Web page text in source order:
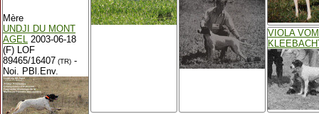
Mère
UNDJI DU MONT
AGEL 2003-06-18
(F) LOF
89465/16407 (TR) -
Noi. PBl.Env.
VIOLA VOM